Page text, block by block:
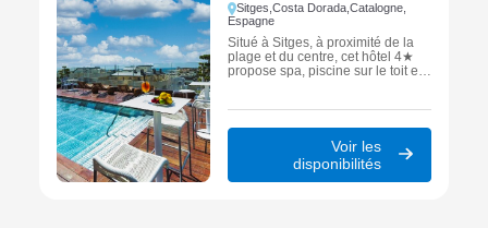
Sitges,Costa Dorada,Catalogne,
Espagne
Situé à Sitges, à proximité de la
plage et du centre, cet hôtel 4★
propose spa, piscine sur le toit et
ambiance animée.
Voir les
disponibilités